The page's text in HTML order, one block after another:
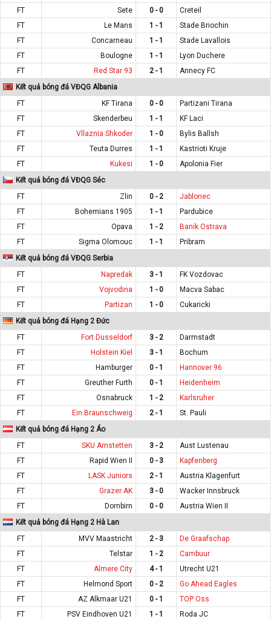
FT
Sete 0 - 0
Creteil
FT
Le Mans 1 - 1
Stade Briochin
FT
Concarneau 1 - 1
Stade Lavallois
FT
Boulogne 1 - 1
Lyon Duchere
FT
Red Star 93 2 - 1
Annecy FC
Kết quả bóng đá VĐQG Albania
FT
KF Tirana 0 - 0
Partizani Tirana
FT
Skenderbeu 1 - 1
KF Laci
FT
Vllaznia Shkoder 1 - 0
Bylis Ballsh
FT
Teuta Durres 1 - 1
Kastrioti Kruje
FT
Kukesi 1 - 0
Apolonia Fier
Kết quả bóng đá VĐQG Séc
FT
Zlin 0 - 2
Jablonec
FT
Bohemians 1905 1 - 1
Pardubice
FT
Opava 1 - 2
Banik Ostrava
FT
Sigma Olomouc 1 - 1
Pribram
Kết quả bóng đá VĐQG Serbia
FT
Napredak 3 - 1
FK Vozdovac
FT
Vojvodina 1 - 0
Macva Sabac
FT
Partizan 1 - 0
Cukaricki
Kết quả bóng đá Hạng 2 Đức
FT
Fort.Dusseldorf 3 - 2
Darmstadt
FT
Holstein Kiel 3 - 1
Bochum
FT
Hamburger 0 - 1
Hannover 96
FT
Greuther Furth 0 - 1
Heidenheim
FT
Osnabruck 1 - 2
Karlsruher
FT
Ein.Braunschweig 2 - 1
St. Pauli
Kết quả bóng đá Hạng 2 Áo
FT
SKU Amstetten 3 - 2
Aust Lustenau
FT
Rapid Wien II 0 - 3
Kapfenberg
FT
LASK Juniors 2 - 1
Austria Klagenfurt
FT
Grazer AK 3 - 0
Wacker Innsbruck
FT
Dornbirn 0 - 0
Austria Wien II
Kết quả bóng đá Hạng 2 Hà Lan
FT
MVV Maastricht 2 - 3
De Graafschap
FT
Telstar 1 - 2
Cambuur
FT
Almere City 4 - 1
Utrecht U21
FT
Helmond Sport 0 - 2
Go Ahead Eagles
FT
AZ Alkmaar U21 0 - 1
TOP Oss
FT
PSV Eindhoven U21 1 - 1
Roda JC